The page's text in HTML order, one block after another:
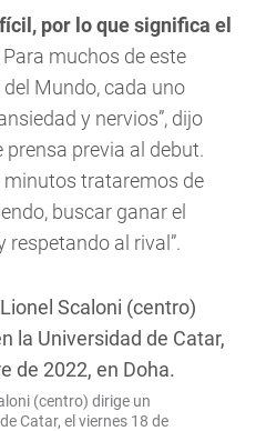
por lo que significa el
Para muchos de este
Mundo, cada uno
y nervios”, dijo
prensa previa al debut.
minutos trataremos de
buscar ganar el
respetando al rival”.
(centro) dirige un
Catar, el viernes 18 de